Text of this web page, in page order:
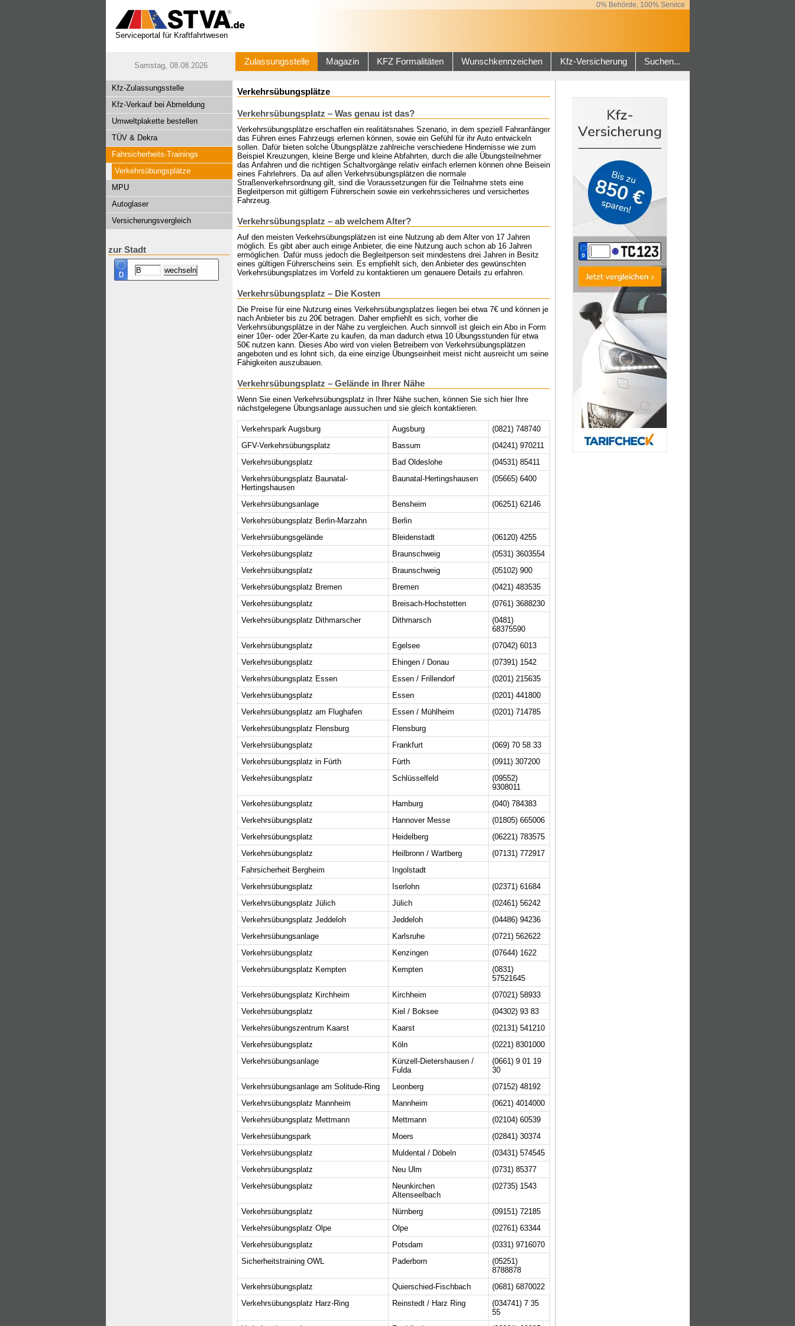
0% Behörde, 100% Service
Serviceportal für Kraftfahrtwesen
Samstag, 08.08.2026 Zulassungsstelle Magazin KFZ Formalitäten Wunschkennzeichen Kfz-Versicherung Suchen...
Kfz-Zulassungsstelle
Kfz-Verkauf bei Abmeldung
Umweltplakette bestellen
TÜV & Dekra
Fahrsicherheits-Trainings
Verkehrsübungsplätze
MPU
Autoglaser
Versicherungsvergleich
zur Stadt
Verkehrsübungsplätze
Verkehrsübungsplatz – Was genau ist das?
Verkehrsübungsplätze erschaffen ein realitätsnahes Szenario, in dem speziell Fahranfänger
das Führen eines Fahrzeugs erlernen können, sowie ein Gefühl für ihr Auto entwickeln
sollen. Dafür bieten solche Übungsplätze zahlreiche verschiedene Hindernisse wie zum
Beispiel Kreuzungen, kleine Berge und kleine Abfahrten, durch die alle Übungsteilnehmer
das Anfahren und die richtigen Schaltvorgänge relativ einfach erlernen können ohne Beisein
eines Fahrlehrers. Da auf allen Verkehrsübungsplätzen die normale
Straßenverkehrsordnung gilt, sind die Voraussetzungen für die Teilnahme stets eine
Begleitperson mit gültigem Führerschein sowie ein verkehrssicheres und versichertes
Fahrzeug.
Verkehrsübungsplatz – ab welchem Alter?
Auf den meisten Verkehrsübungsplätzen ist eine Nutzung ab dem Alter von 17 Jahren
möglich. Es gibt aber auch einige Anbieter, die eine Nutzung auch schon ab 16 Jahren
ermöglichen. Dafür muss jedoch die Begleitperson seit mindestens drei Jahren in Besitz
eines gültigen Führerscheins sein. Es empfiehlt sich, den Anbieter des gewünschten
Verkehrsübungsplatzes im Vorfeld zu kontaktieren um genauere Details zu erfahren.
Verkehrsübungsplatz – Die Kosten
Die Preise für eine Nutzung eines Verkehrsübungsplatzes liegen bei etwa 7€ und können je
nach Anbieter bis zu 20€ betragen. Daher empfiehlt es sich, vorher die
Verkehrsübungsplätze in der Nähe zu vergleichen. Auch sinnvoll ist gleich ein Abo in Form
einer 10er- oder 20er-Karte zu kaufen, da man dadurch etwa 10 Übungsstunden für etwa
50€ nutzen kann. Dieses Abo wird von vielen Betreibern von Verkehrsübungsplätzen
angeboten und es lohnt sich, da eine einzige Übungseinheit meist nicht ausreicht um seine
Fähigkeiten auszubauen.
Verkehrsübungsplatz – Gelände in Ihrer Nähe
Wenn Sie einen Verkehrsübungsplatz in Ihrer Nähe suchen, können Sie sich hier Ihre
nächstgelegene Übungsanlage aussuchen und sie gleich kontaktieren.
Verkehrspark Augsburg Augsburg
(0821) 748740
GFV-Verkehrsübungsplatz
Bassum
(04241) 970211
Verkehrsübungsplatz
Bad Oldeslohe
(04531) 85411
Verkehrsübungsplatz Baunatal-
Hertingshausen
Baunatal-Hertingshausen (05665) 6400
Verkehrsübungsanlage Bensheim
(06251) 62146
Verkehrsübungsplatz Berlin-Marzahn
Berlin
Verkehrsübungsgelände
Bleidenstadt
(06120) 4255
Verkehrsübungsplatz
Braunschweig
(0531) 3603554
Verkehrsübungsplatz
Braunschweig
(05102) 900
Verkehrsübungsplatz Bremen
Bremen
(0421) 483535
Verkehrsübungsplatz
Breisach-Hochstetten
(0761) 3688230
Verkehrsübungsplatz Dithmarscher
Dithmarsch
(0481)
68375590
Verkehrsübungsplatz
Egelsee
(07042) 6013
Verkehrsübungsplatz
Ehingen / Donau
(07391) 1542
Verkehrsübungsplatz Essen
Essen / Frillendorf
(0201) 215635
Verkehrsübungsplatz
Essen
(0201) 441800
Verkehrsübungsplatz am Flughafen
Essen / Mühlheim
(0201) 714785
Verkehrsübungsplatz Flensburg
Flensburg
Verkehrsübungsplatz
Frankfurt
(069) 70 58 33
Verkehrsübungsplatz in Fürth
Fürth
(0911) 307200
Verkehrsübungsplatz
Schlüsselfeld
(09552)
9308011
Verkehrsübungsplatz
Hamburg
(040) 784383
Verkehrsübungsplatz
Hannover Messe
(01805) 665006
Verkehrsübungsplatz
Heidelberg
(06221) 783575
Verkehrsübungsplatz
Heilbronn / Wartberg
(07131) 772917
Fahrsicherheit Bergheim
Ingolstadt
Verkehrsübungsplatz
Iserlohn
(02371) 61684
Verkehrsübungsplatz Jülich
Jülich
(02461) 56242
Verkehrsübungsplatz Jeddeloh
Jeddeloh
(04486) 94236
Verkehrsübungsanlage
Karlsruhe
(0721) 562622
Verkehrsübungsplatz
Kenzingen
(07644) 1622
Verkehrsübungsplatz Kempten
Kempten
(0831)
57521645
Verkehrsübungsplatz Kirchheim
Kirchheim
(07021) 58933
Verkehrsübungsplatz
Kiel / Boksee
(04302) 93 83
Verkehrsübungszentrum Kaarst
Kaarst
(02131) 541210
Verkehrsübungsplatz
Köln
(0221) 8301000
Verkehrsübungsanlage
Künzell-Dietershausen /
Fulda
(0661) 9 01 19
30
Verkehrsübungsanlage am Solitude-Ring
Leonberg
(07152) 48192
Verkehrsübungsplatz Mannheim
Mannheim
(0621) 4014000
Verkehrsübungsplatz Mettmann
Mettmann
(02104) 60539
Verkehrsübungspark
Moers
(02841) 30374
Verkehrsübungsplatz
Muldental / Döbeln
(03431) 574545
Verkehrsübungsplatz
Neu Ulm
(0731) 85377
Verkehrsübungsplatz
Neunkirchen
Altenseelbach
(02735) 1543
Verkehrsübungsplatz Nürnberg
(09151) 72185
Verkehrsübungsplatz Olpe
Olpe
(02761) 63344
Verkehrsübungsplatz
Potsdam
(0331) 9716070
Sicherheitstraining OWL
Paderborn
(05251)
8788878
Verkehrsübungsplatz
Quierschied-Fischbach
(0681) 6870022
Verkehrsübungsplatz Harz-Ring
Reinstedt / Harz Ring
(034741) 7 35
55